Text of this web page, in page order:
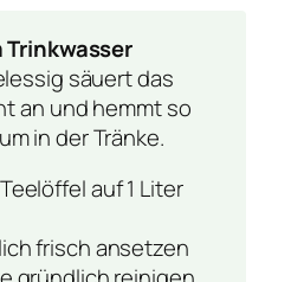
Trinkwasser
säuert das
an und hemmt so
in der Tränke.
Teelöffel auf 1 Liter
frisch ansetzen